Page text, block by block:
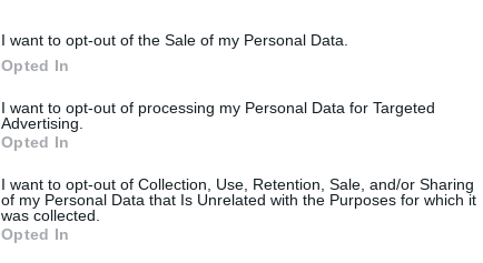
I want to opt-out of the Sale of my Personal Data.
Opted In
I want to opt-out of processing my Personal Data for Targeted
Advertising.
Opted In
I want to opt-out of Collection, Use, Retention, Sale, and/or Sharing
of my Personal Data that Is Unrelated with the Purposes for which it
was collected.
Opted In